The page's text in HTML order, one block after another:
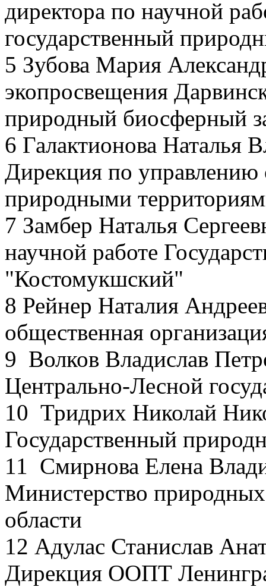
директора по научной
государственный
5 Зубова Мария
экопросвещения
природный биосферный
6 Галактионова Наталья
Дирекция по
природными
7 Замбер Наталья
научной работе
"Костомукшский"
8 Рейнер Наталия
общественная
9 Волков Владислав
Центрально-Лесной
10 Тридрих Николай
Государственный
11 Смирнова Елена
Министерство
области
12 Адулас Станислав
Дирекция ООПТ